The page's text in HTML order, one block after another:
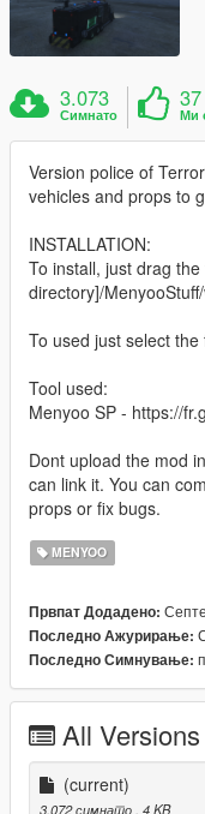
3.073
Симнато
37
Ми
Version police of
vehicles and props to
INSTALLATION:
To install, just drag
directory]/
To used just select
Tool used:
Menyoo SP - https://
Dont upload the mod
can link it. You can
props or fix bugs.
MENYOO
Првпат Додадено:
Последно Ажурирање:
Последно Симнување:
All Versions
(current)
3.072 симнато, 4 KB